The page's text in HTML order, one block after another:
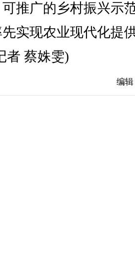
推广的乡村振兴示
实现农业现代化提
者 蔡姝雯)
编